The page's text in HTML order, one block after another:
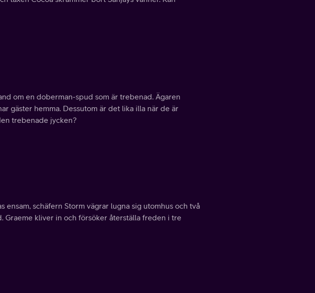
om en doberman-spud som är trebenad. Ägaren
gäster hemma. Dessutom är det lika illa när de är
trebenade jycken?
ensam, schäfern Storm vägrar lugna sig utomhus och två
Graeme kliver in och försöker återställa freden i tre